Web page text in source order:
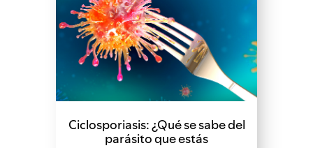
Ciclosporiasis: ¿Qué se sabe del
parásito que estás